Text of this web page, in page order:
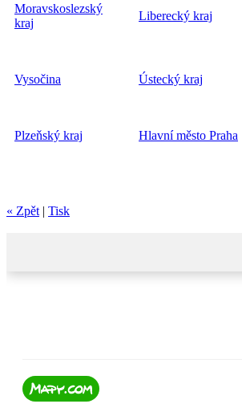
Moravskoslezský
kraj
Liberecký kraj
Vysočina Ústecký kraj
Plzeňský kraj Hlavní město Praha
« Zpět | Tisk